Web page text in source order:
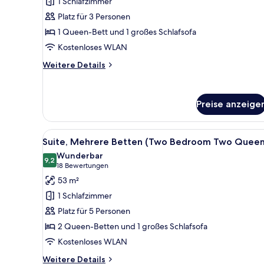
Tub)
1 Queen-
Bett
und
Schlafsofa
anzeigen
Platz für 3 Personen
1 Queen-Bett und 1 großes Schlafsofa
Kostenloses WLAN
Weitere Details
Weitere
Bett
und
Schlafsofa
Preise
Alle
Fotos
für
Suite,
Mehrere
Betten
(Two
Bedroom
Two
Queens)
Ein Hotelzimmer mit einem
10
Suite, Mehrere Betten (Two Bedroom Two
9,29,2 von 10
Wunderbar
18 Bewertungen
(18
Bewertungen)
53 m²
1 Schlafzimmer
Platz für 5 Personen
2 Queen-Betten und 1 großes Schlafsofa
Kostenloses WLAN
Weitere Details
Weitere